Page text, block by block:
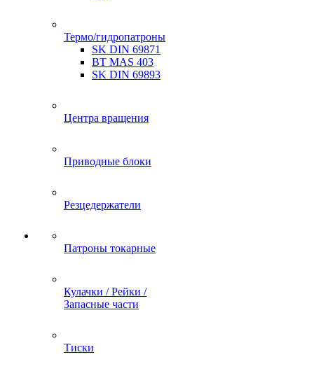
Термо/гидропатроны
SK DIN 69871
BT MAS 403
SK DIN 69893
Центра вращения
Приводные блоки
Резцедержатели
Патроны токарные
Кулачки / Рейки /
Запасные части
Тиски